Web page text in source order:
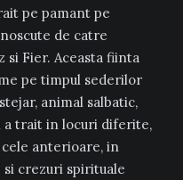
pe pamant pe
de catre
si Fier. Aceasta fiinta
pe timpul sederilor
animal salbatic,
a trait in locuri diferite,
anterioare, in
crezuri spirituale